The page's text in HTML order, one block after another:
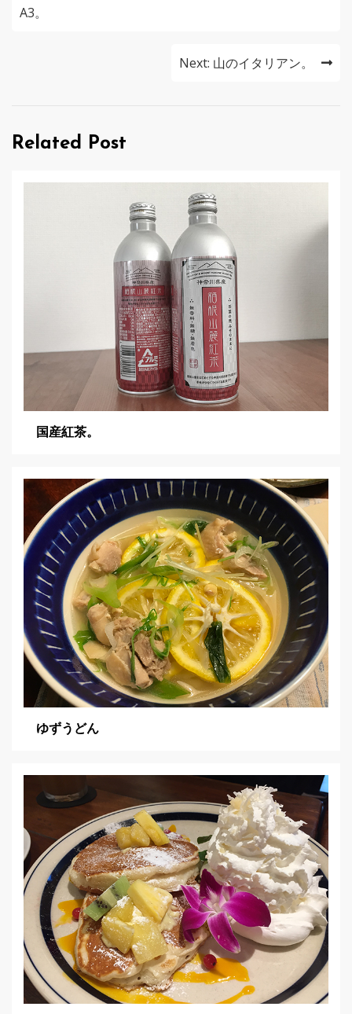
稿
シ
ョ
A3。
Next: 山のイタリアン。
Related Post
国産紅茶。
ゆずうどん